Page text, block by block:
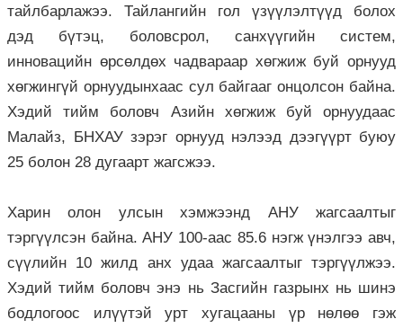
тайлбарлажээ. Тайлангийн гол үзүүлэлтүүд болох
дэд бүтэц, боловсрол, санхүүгийн систем,
инновацийн өрсөлдөх чадвараар хөгжиж буй орнууд
хөгжингүй орнуудынхаас сул байгааг онцолсон байна.
Хэдий тийм боловч Азийн хөгжиж буй орнуудаас
Малайз, БНХАУ зэрэг орнууд нэлээд дээгүүрт буюу
25 болон 28 дугаарт жагсжээ.
Харин олон улсын хэмжээнд АНУ жагсаалтыг
тэргүүлсэн байна. АНУ 100-аас 85.6 нэгж үнэлгээ авч,
сүүлийн 10 жилд анх удаа жагсаалтыг тэргүүлжээ.
Хэдий тийм боловч энэ нь Засгийн газрынх нь шинэ
бодлогоос илүүтэй урт хугацааны үр нөлөө гэж